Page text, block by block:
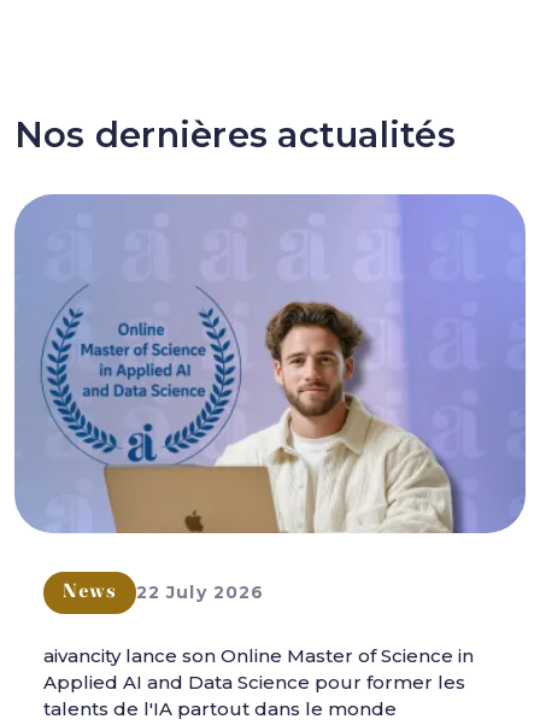
Nos dernières actualités
News 22 July 2026
aivancity lance son Online Master of Science in
Applied AI and Data Science pour former les
talents de l'IA partout dans le monde